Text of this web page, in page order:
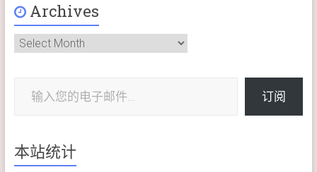
Archives
Archives
订阅
本站统计